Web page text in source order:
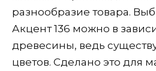
разнообразие товара.
Акцент 136 можно в
древесины, ведь
цветов. Сделано это для